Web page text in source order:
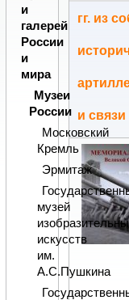
гг. из
и связи
и
галерей
России
и
мира
Музеи
России
Московский
Кремль
Эрмитаж
музей
искусств
им.
А.С.Пушкина